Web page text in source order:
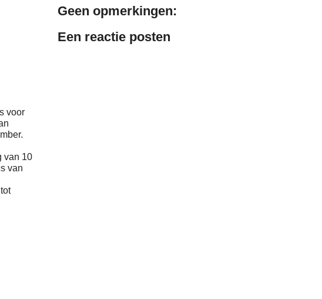
Geen opmerkingen:
Een reactie posten
voor
van 10
van